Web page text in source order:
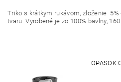
Triko s krátkym rukávom, zloženie
tvaru. Vyrobené je zo 100% bavlny,
OPASOK